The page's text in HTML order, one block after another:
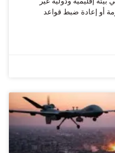
أو إعادة ضبط قواعد